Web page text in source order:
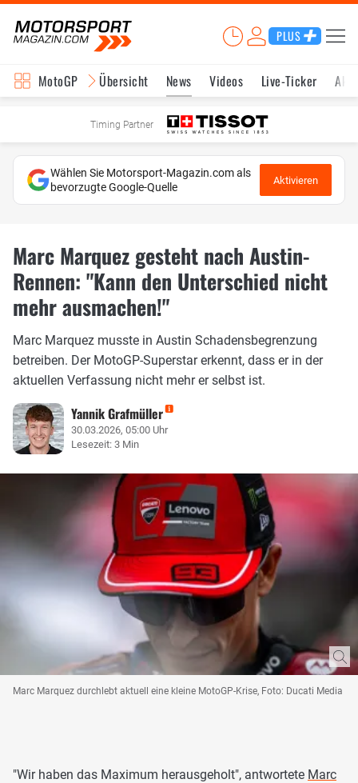
PLUS
MotoGP Übersicht News Videos Live-Ticker
Timing Partner
Wählen Sie Motorsport-Magazin.com als
bevorzugte Google-Quelle
Aktivieren
Marc Marquez gesteht nach Austin-
Rennen: "Kann den Unterschied nicht
mehr ausmachen!"
Marc Marquez musste in Austin Schadensbegrenzung
betreiben. Der MotoGP-Superstar erkennt, dass er in der
aktuellen Verfassung nicht mehr er selbst ist.
Yannik Grafmüller
30.03.2026, 05:00 Uhr
Lesezeit: 3 Min
Marc Marquez durchlebt aktuell eine kleine MotoGP-Krise, Foto: Ducati Media
"Wir haben das Maximum herausgeholt", antwortete Marc